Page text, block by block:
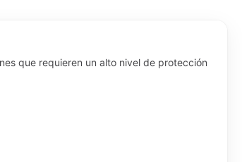
que requieren un alto nivel de protección